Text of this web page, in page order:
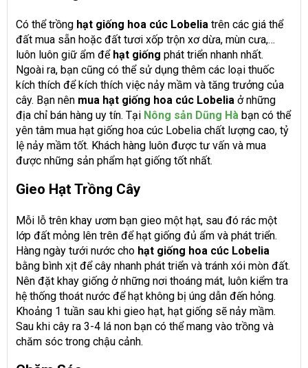
Có thể trồng hạt giống hoa cúc Lobelia trên các giá thể
đất mua sẵn hoặc đất tươi xốp trộn xơ dừa, mùn cưa,…
luôn luôn giữ ẩm để hạt giống phát triển nhanh nhất.
Ngoài ra, bạn cũng có thể sử dụng thêm các loại thuốc
kích thích để kích thích việc nảy mầm và tăng trưởng của
cây. Bạn nên mua hạt giống hoa cúc Lobelia ở những
địa chỉ bán hàng uy tín. Tại Nông sản Dũng Hà bạn có thể
yên tâm mua hạt giống hoa cúc Lobelia chất lượng cao, tỷ
lệ nảy mầm tốt. Khách hàng luôn được tư vấn và mua
được những sản phẩm hạt giống tốt nhất.
Gieo Hạt Trồng Cây
Mỗi lỗ trên khay ươm bạn gieo một hạt, sau đó rác một
lớp đất mỏng lên trên để hạt giống đủ ẩm và phát triển.
Hàng ngày tưới nước cho hạt giống hoa cúc Lobelia
bằng bình xịt để cây nhanh phát triển và tránh xói mòn đất.
Nên đặt khay giống ở những nơi thoáng mát, luôn kiểm tra
hệ thống thoát nước để hạt không bị úng dẫn đến hỏng.
Khoảng 1 tuần sau khi gieo hạt, hạt giống sẽ nảy mầm.
Sau khi cây ra 3-4 lá non bạn có thể mang vào trồng và
chăm sóc trong chậu cảnh.